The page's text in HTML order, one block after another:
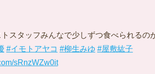
スタッフみんなで少しずつ食べられるの
#イモトアヤコ #柳生みゆ #屋敷紘子
sRnzWZw0it